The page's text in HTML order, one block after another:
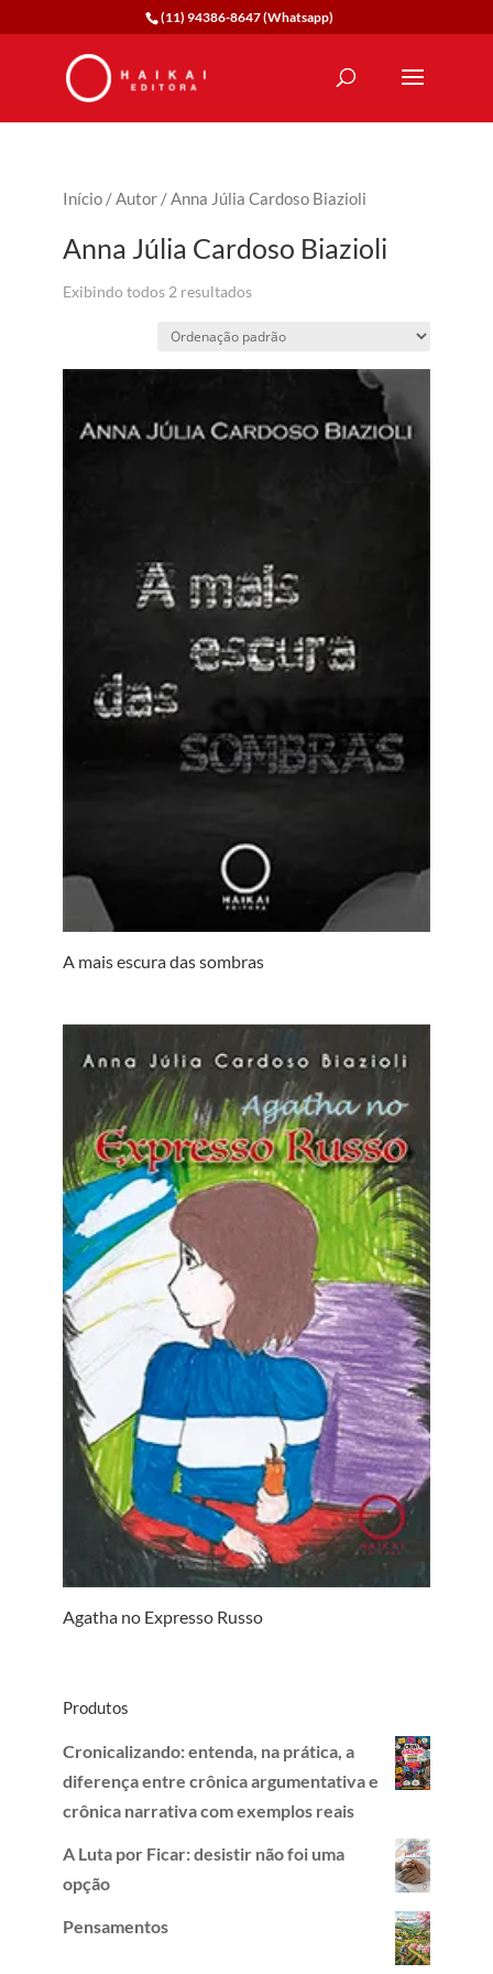
(11) 94386-8647 (Whatsapp)
Início/Autor/ Anna Júlia Cardoso Biazioli
Anna Júlia Cardoso Biazioli
Exibindo todos 2 resultados
A mais escura das sombras
Agatha no Expresso Russo
Produtos
Cronicalizando: entenda, na prática, a
diferença entre crônica argumentativa e
crônica narrativa com exemplos reais
A Luta por Ficar: desistir não foi uma
opção
Pensamentos